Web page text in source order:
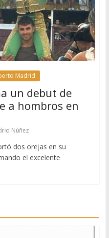
Madrid
un debut de
a hombros en
Núñez
dos orejas en su
el excelente